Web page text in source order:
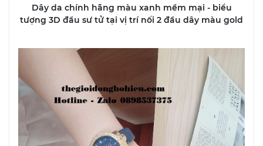
Dây da chính hãng màu xanh mềm mại - biểu
tượng 3D đầu sư tử tại vị trí nối 2 đầu dây màu gold